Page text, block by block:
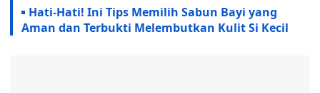
Hati-Hati! Ini Tips Memilih Sabun Bayi yang
Aman dan Terbukti Melembutkan Kulit Si Kecil